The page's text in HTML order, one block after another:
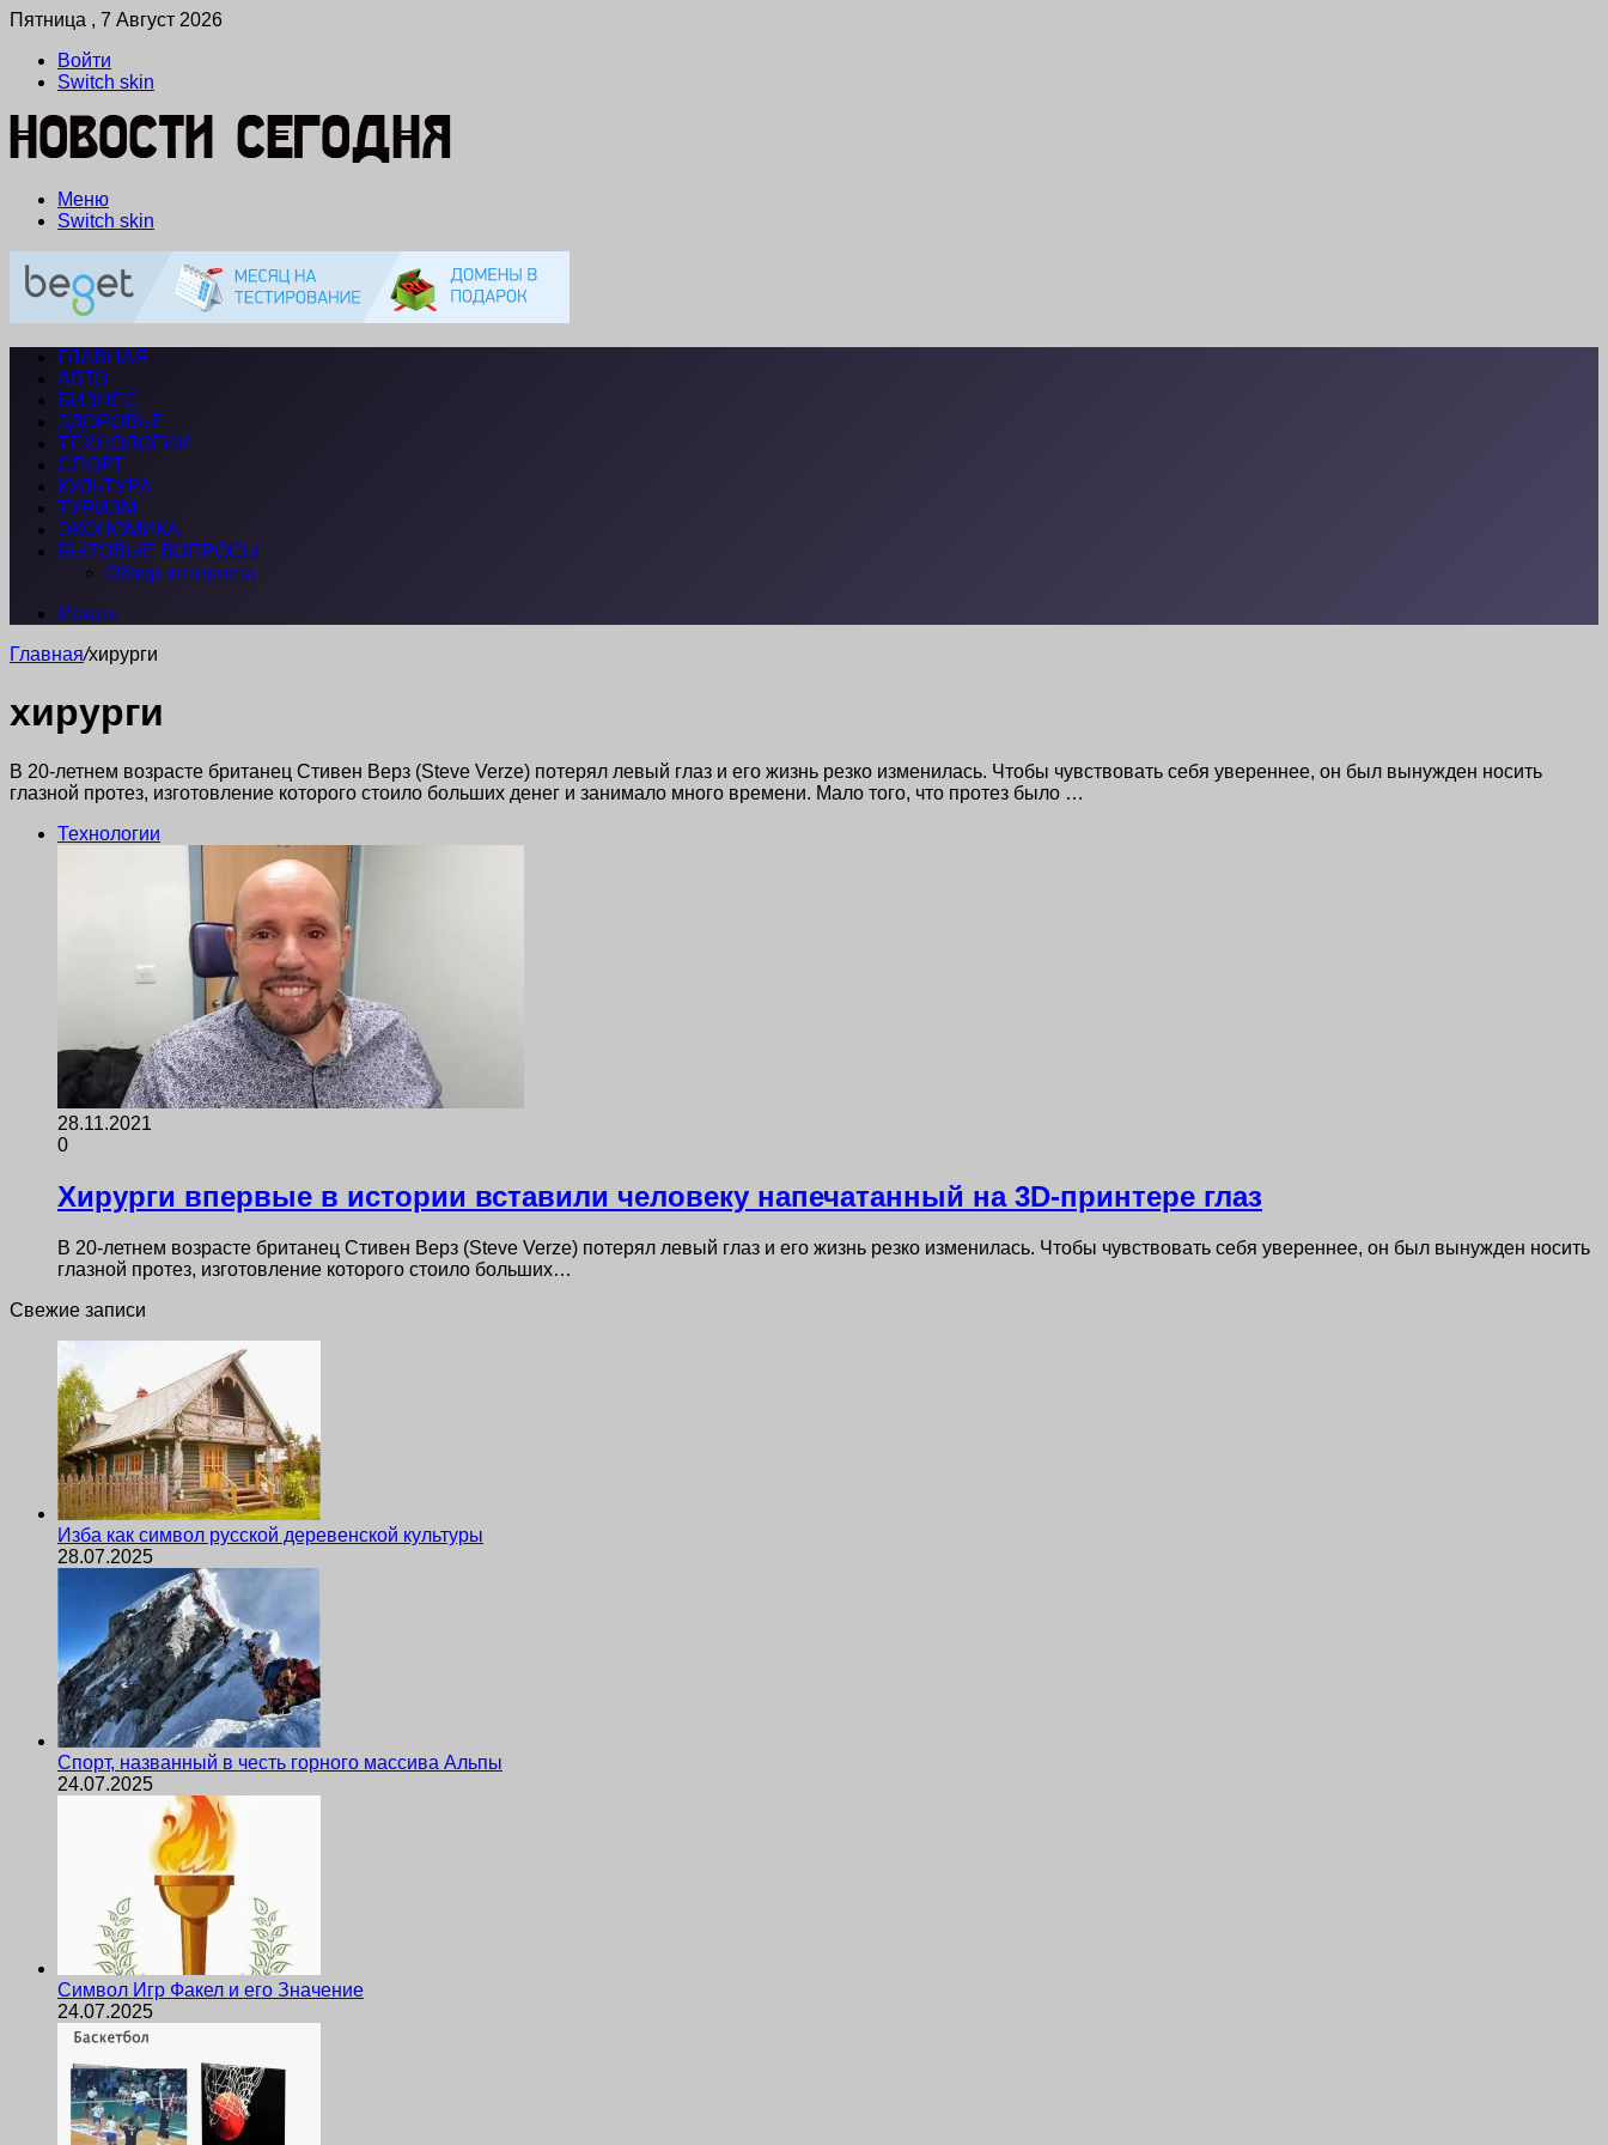
Пятница , 7 Август 2026
Войти
Switch skin
Меню
Switch skin
ГЛАВНАЯ
АВТО
БИЗНЕС
ЗДОРОВЬЕ
ТЕХНОЛОГИИ
СПОРТ
КУЛЬТУРА
ТУРИЗМ
ЭКОНОМИКА
БЫТОВЫЕ ВОПРОСЫ
Обзор интернета
Искать
Главная/хирурги
хирурги
В 20-летнем возрасте британец Стивен Верз (Steve Verze) потерял левый глаз и его жизнь резко изменилась. Чтобы чувствовать себя увереннее, он был вынужден носить
глазной протез, изготовление которого стоило больших денег и занимало много времени. Мало того, что протез было …
Технологии
28.11.2021
0
Хирурги впервые в истории вставили человеку напечатанный на 3D-принтере глаз
В 20-летнем возрасте британец Стивен Верз (Steve Verze) потерял левый глаз и его жизнь резко изменилась. Чтобы чувствовать себя увереннее, он был вынужден носить
глазной протез, изготовление которого стоило больших…
Свежие записи
Изба как символ русской деревенской культуры
28.07.2025
Спорт, названный в честь горного массива Альпы
24.07.2025
Символ Игр Факел и его Значение
24.07.2025